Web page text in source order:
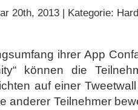
20th, 2013 | Kategorie:
ihrer App
können die
auf einer
anderer Teilnehmer